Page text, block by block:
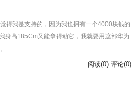
得我是支持的，因为我也拥有一个4000块钱的
身高185Cm又能拿得动它，我就要用这部华为
阅读(0) 评论(0)